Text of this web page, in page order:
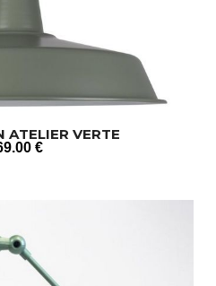
ATELIER VERTE
.00 €